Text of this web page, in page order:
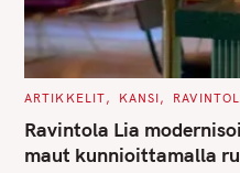
C
T
E
G
O
ARTIKKELIT KANSI
Ravintola Lia
maut kunnioittamalla
S
a
r
c